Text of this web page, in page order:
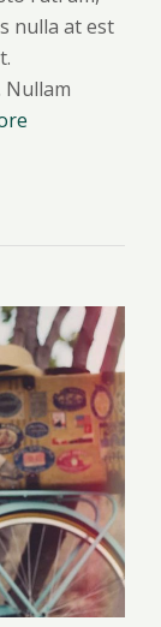
nulla at est
Nullam